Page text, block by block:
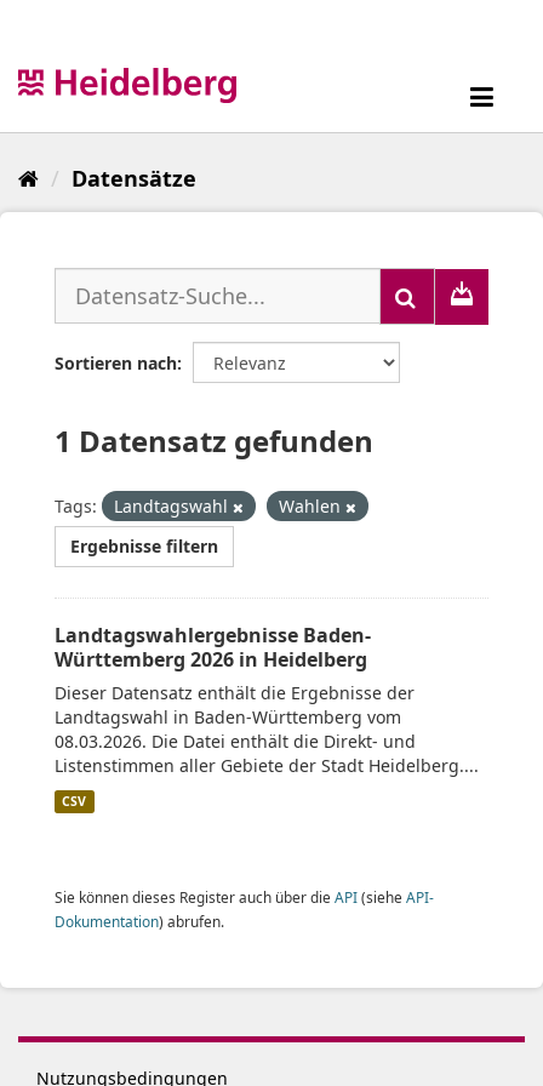
Datensätze
Sortieren nach
1 Datensatz gefunden
Tags: Landtagswahl
Wahlen
Ergebnisse filtern
Landtagswahlergebnisse Baden-
Württemberg 2026 in Heidelberg
Dieser Datensatz enthält die Ergebnisse der
Landtagswahl in Baden-Württemberg vom
08.03.2026. Die Datei enthält die Direkt- und
Listenstimmen aller Gebiete der Stadt Heidelberg....
CSV
Sie können dieses Register auch über die API(siehe API-
Dokumentation) abrufen.
Nutzungsbedingungen